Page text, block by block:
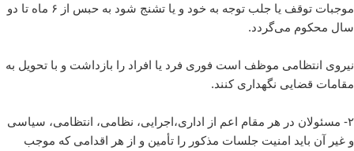
موجبات توقف یا جلب توجه به خود و یا تشنج شود به حبس از ۶ ماه تا دو
سال محکوم می‌‌گردد.
نیروی انتظامی موظف است فوری فرد یا افراد را بازداشت و با تحویل به
مقامات قضایی نگهداری کنند.
۲- مسئولان در هر مقام اعم از اداری،‌اجرایی، نظامی، انتظامی، سیاسی
و غیر آن باید امنیت جلسات مذکور را تأمین و از هر اقدامی که موجب